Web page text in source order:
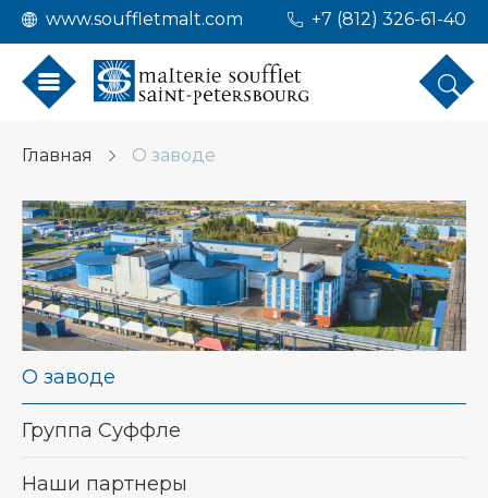
www.souffletmalt.com +7 (812) 326-61-40
Главная О заводе
О заводе
Группа Суффле
Наши партнеры